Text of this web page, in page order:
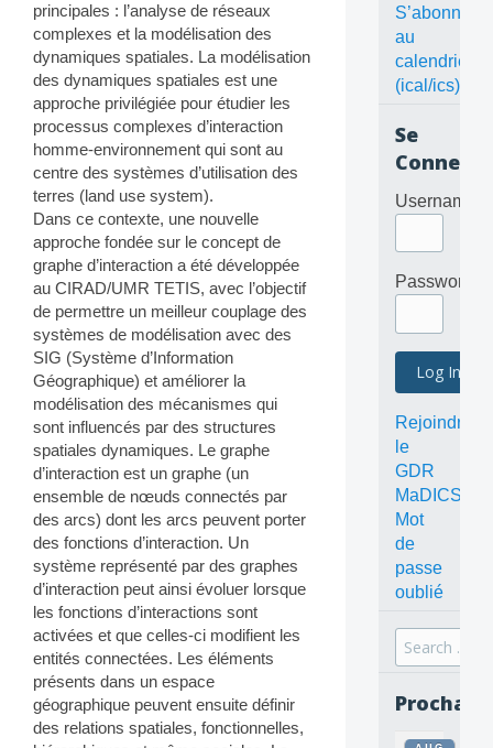
principales : l’analyse de réseaux
complexes et la modélisation des
dynamiques spatiales. La modélisation
des dynamiques spatiales est une
approche privilégiée pour étudier les
processus complexes d’interaction
homme-environnement qui sont au
centre des systèmes d’utilisation des
terres (land use system).
Dans ce contexte, une nouvelle
approche fondée sur le concept de
graphe d’interaction a été développée
au CIRAD/UMR TETIS, avec l’objectif
de permettre un meilleur couplage des
systèmes de modélisation avec des
SIG (Système d’Information
Géographique) et améliorer la
modélisation des mécanismes qui
sont influencés par des structures
spatiales dynamiques. Le graphe
d’interaction est un graphe (un
ensemble de nœuds connectés par
des arcs) dont les arcs peuvent porter
des fonctions d’interaction. Un
système représenté par des graphes
d’interaction peut ainsi évoluer lorsque
les fonctions d’interactions sont
activées et que celles-ci modifient les
entités connectées. Les éléments
présents dans un espace
géographique peuvent ensuite définir
des relations spatiales, fonctionnelles,
S’abonner
au
calendrier
(ical/ics)
Se
Username
Password
Rejoindre
le
GDR
MaDICS
Mot
de
passe
oublié
Search
for: